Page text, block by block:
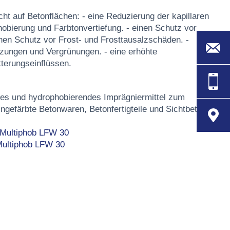
auf Betonflächen: - eine Reduzierung der kapillaren
und Farbtonvertiefung. - einen Schutz vor
Schutz vor Frost- und Frosttausalzschäden. -
und Vergrünungen. - eine erhöhte
und hydrophobierendes Imprägniermittel zum
Betonwaren, Betonfertigteile und Sichtbeton.
LFW 30
LFW 30